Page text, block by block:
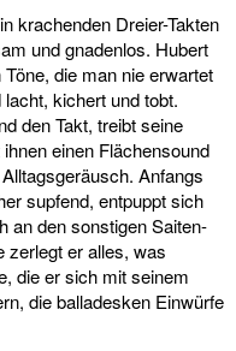
krachenden Dreier-Takten
und gnadenlos. Hubert
die man nie erwartet
kichert und tobt.
den Takt, treibt seine
einen Flächensound
Anfangs
supfend, entpuppt sich
an den sonstigen Saiten-
zerlegt er alles, was
die er sich mit seinem
die balladesken Einwürfe